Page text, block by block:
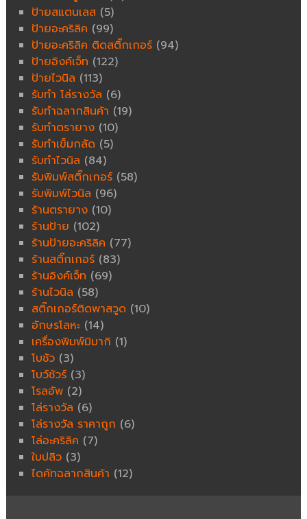
ป้ายสแตนเลส (5)
ป้ายอะคริลิค (99)
ป้ายอะคริลิค ติดสติ๊กเกอร์ (94)
ป้ายอิงค์เจ็ท (122)
ป้ายไวนิล (113)
รับทำ โล่รางวัล (6)
รับทำฉลากสินค้า (19)
รับทำตรายาง (10)
รับทำเข็มกลัด (5)
รับทำไวนิล (84)
รับพิมพ์สติ๊กเกอร์ (58)
รับพิมพ์ไวนิล (96)
ร้านตรายาง (10)
ร้านป้าย (102)
ร้านป้ายอะคริลิค (77)
ร้านสติ๊กเกอร์ (83)
ร้านอิงค์เจ็ท (69)
ร้านไวนิล (58)
สติ๊กเกอร์ติดพาสวูด (10)
อักษรโลหะ (14)
เครื่องพิมพ์มิมากิ (1)
โบชัว (3)
โบว์ชัวร์ (3)
โรลอัพ (2)
โล่รางวัล (6)
โล่รางวัล ราคาถูก (6)
โล่อะคริลิค (7)
ใบปลิว (3)
ไดคัทฉลากสินค้า (12)